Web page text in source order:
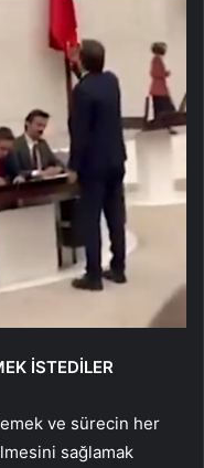
İSTEDİLER
ve sürecin her
sağlamak